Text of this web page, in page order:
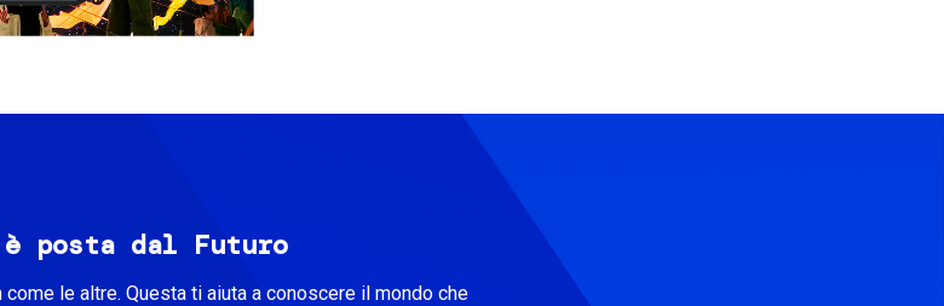
posta dal Futuro
come le altre. Questa ti aiuta a conoscere il mondo che